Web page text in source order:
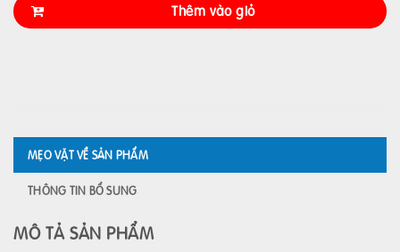
Thêm vào giỏ
MẸO VẶT VỀ SẢN PHẨM
THÔNG TIN BỔ SUNG
MÔ TẢ SẢN PHẨM